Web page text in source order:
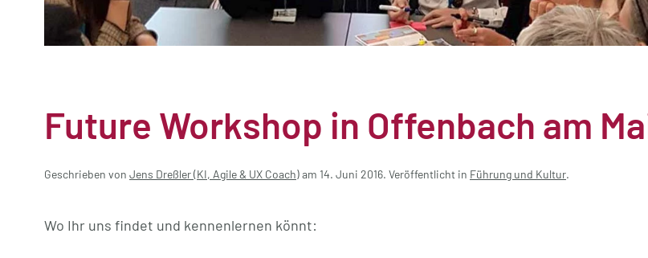
Future Workshop in Offenbach am
Geschrieben von Jens Dreßler (KI, Agile & UX Coach)am 14. Juni 2016. Veröffentlicht in Führung und Kultur.
Wo Ihr uns findet und kennenlernen könnt: